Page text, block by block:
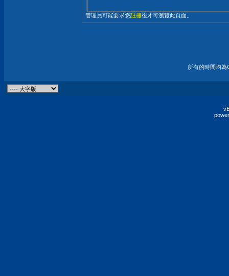
管理員可能要求您註冊後才可瀏覽此頁面。
所有的時間均為